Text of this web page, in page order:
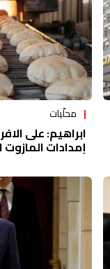
محلّيات
ابراهيم: على
إمدادات
السوداء